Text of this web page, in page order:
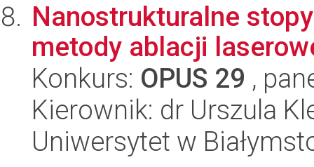
Nanostrukturalne
metody ablacji
Konkurs: OPUS 29 ,
Kierownik: dr Urszula
Uniwersytet w